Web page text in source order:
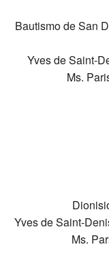
Bautismo de San
Yves de Saint-
Ms.
Yves de Saint-
Ms.